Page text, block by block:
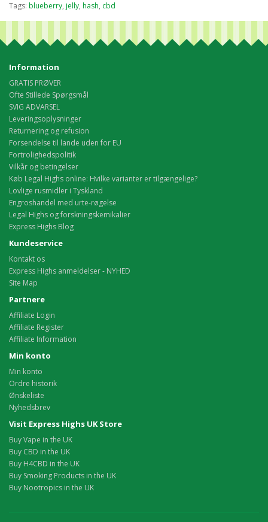
Tags: blueberry, jelly, hash, cbd
Information
GRATIS PRØVER
Ofte Stillede Spørgsmål
SVIG ADVARSEL
Leveringsoplysninger
Returnering og refusion
Forsendelse til lande uden for EU
Fortrolighedspolitik
Vilkår og betingelser
Køb Legal Highs online: Hvilke varianter er tilgængelige?
Lovlige rusmidler i Tyskland
Engroshandel med urte-røgelse
Legal Highs og forskningskemikalier
Express Highs Blog
Kundeservice
Kontakt os
Express Highs anmeldelser - NYHED
Site Map
Partnere
Affiliate Login
Affiliate Register
Affiliate Information
Min konto
Min konto
Ordre historik
Ønskeliste
Nyhedsbrev
Visit Express Highs UK Store
Buy Vape in the UK
Buy CBD in the UK
Buy H4CBD in the UK
Buy Smoking Products in the UK
Buy Nootropics in the UK